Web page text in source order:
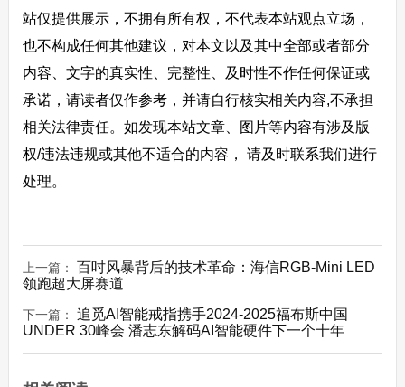
站仅提供展示，不拥有所有权，不代表本站观点立场，
也不构成任何其他建议，对本文以及其中全部或者部分
内容、文字的真实性、完整性、及时性不作任何保证或
承诺，请读者仅作参考，并请自行核实相关内容,不承担
相关法律责任。如发现本站文章、图片等内容有涉及版
权/违法违规或其他不适合的内容， 请及时联系我们进行
处理。
上一篇： 百吋风暴背后的技术革命：海信RGB-Mini LED
领跑超大屏赛道
下一篇： 追觅AI智能戒指携手2024-2025福布斯中国
UNDER 30峰会 潘志东解码AI智能硬件下一个十年